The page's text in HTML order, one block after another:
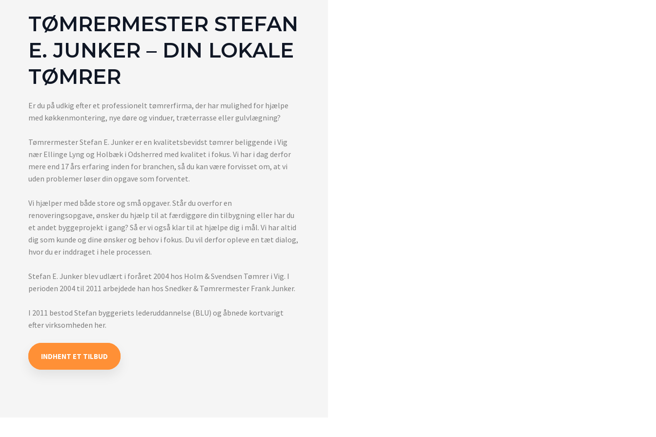
TØMRERMESTER STEFAN
E. JUNKER – DIN LOKALE
TØMRER
​Er du på udkig efter et professionelt tømrerfirma, der har mulighed for hjælpe
med køkkenmontering, nye døre og vinduer, træterrasse eller gulvlægning?
Tømrermester Stefan E. Junker er en kvalitetsbevidst tømrer beliggende i Vig
nær Ellinge Lyng og Holbæk i Odsherred med kvalitet i fokus. Vi har i dag derfor
mere end 17 års erfaring inden for branchen, så du kan være forvisset om, at vi
uden problemer løser din opgave som forventet.
Vi hjælper med både store og små opgaver. Står du overfor en
renoveringsopgave, ønsker du hjælp til at færdiggøre din tilbygning eller har du
et andet byggeprojekt i gang? Så er vi også klar til at hjælpe dig i mål. Vi har altid
dig som kunde og dine ønsker og behov i fokus. Du vil derfor opleve en tæt dialog,
hvor du er inddraget i hele processen.
Stefan E. Junker blev udlært i foråret 2004 hos Holm & Svendsen Tømrer i Vig. I
perioden 2004 til 2011 arbejdede han hos Snedker & Tømrermester Frank Junker.
I 2011 bestod Stefan byggeriets lederuddannelse (BLU) og åbnede kortvarigt
efter virksomheden her.
INDHENT ET TILBUD